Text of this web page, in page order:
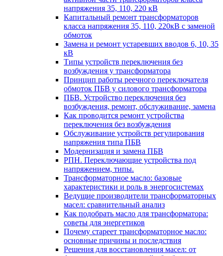
напряжения 35, 110, 220 кВ
Капитальный ремонт трансформаторов
класса напряжения 35, 110, 220кВ с заменой
обмоток
Замена и ремонт устаревших вводов 6, 10, 35
кВ
Типы устройств переключения без
возбуждения у трансформатора
Принцип работы реечного переключателя
обмоток ПБВ у силового трансформатора
ПБВ. Устройство переключения без
возбуждения, ремонт, обслуживание, замена
Как проводится ремонт устройства
переключения без возбуждения
Обслуживание устройств регулирования
напряжения типа ПБВ
Модернизация и замена ПБВ
РПН. Переключающие устройства под
напряжением, типы.
Трансформаторное масло: базовые
характеристики и роль в энергосистемах
Ведущие производители трансформаторных
масел: сравнительный анализ
Как подобрать масло для трансформатора:
советы для энергетиков
Почему стареет трансформаторное масло:
основные причины и последствия
Решения для восстановления масел: от